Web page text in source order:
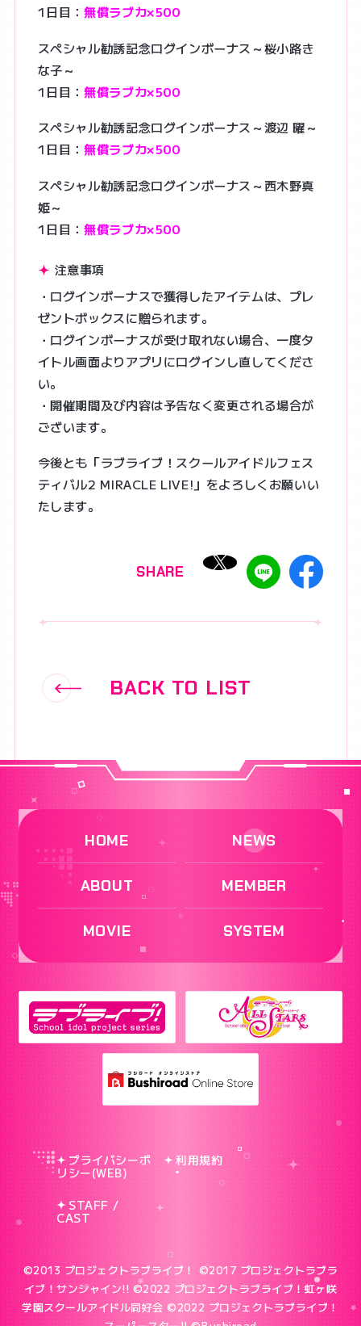
1日目：無償ラブカ×500
スペシャル勧誘記念ログインボーナス～桜小路き
な子～
1日目：無償ラブカ×500
スペシャル勧誘記念ログインボーナス～渡辺 曜～
1日目：無償ラブカ×500
スペシャル勧誘記念ログインボーナス～西木野真
姫～
1日目：無償ラブカ×500
注意事項
・ログインボーナスで獲得したアイテムは、プレ
ゼントボックスに贈られます。
・ログインボーナスが受け取れない場合、一度タ
イトル画面よりアプリにログインし直してくださ
い。
・開催期間及び内容は予告なく変更される場合が
ございます。
今後とも「ラブライブ！スクールアイドルフェス
ティバル2 MIRACLE LIVE!」をよろしくお願いい
たします。
SHARE
BACK TO LIST
HOME NEWS
ABOUT MEMBER
MOVIE SYSTEM
プライバシーポ
リシー(WEB)
利用規約
STAFF /
CAST
©2013 プロジェクトラブライブ！ ©2017 プロジェクトラブラ
イブ！サンシャイン!! ©2022 プロジェクトラブライブ！虹ヶ咲
学園スクールアイドル同好会 ©2022 プロジェクトラブライブ！